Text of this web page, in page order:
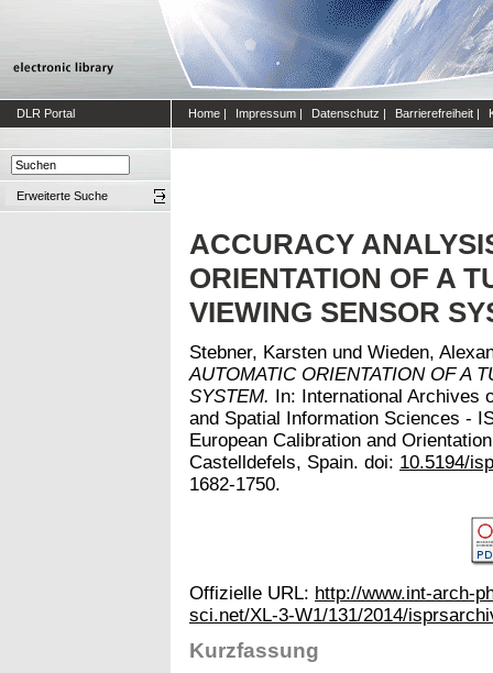
DLR Portal Home | Impressum | Datenschutz | Barrierefreiheit |
Erweiterte Suche
ACCURACY
ORIENTATION OF A
VIEWING SENSOR
Stebner, Karsten und Wieden,
AUTOMATIC ORIENTATION OF A
SYSTEM. In: International Archives
and Spatial Information Sciences -
European Calibration and
Castelldefels, Spain. doi: 10.5194/
1682-1750.
Offizielle URL: http://www.int-arch-
sci.net/XL-3-W1/131/2014/
Kurzfassung